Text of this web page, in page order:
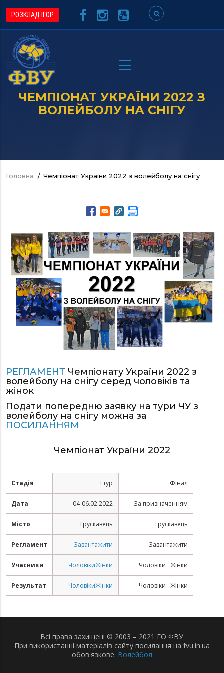
Перейти
основного
вмісту
РОЗКЛАД ІГОР
ЧЕМПІОНАТ УКРАЇНИ 2022 З
ВОЛЕЙБОЛУ НА СНІГУ
Рядок
Головна / Чемпіонат України 2022 з волейболу на снігу
РЕГЛАМЕНТ Чемпіонату України 2022 з
волейболу на снігу серед чоловіків та
жінок
Подати попередню заявку на тури ЧУ з
волейболу на снігу можна за
ПОСИЛАННЯМ
Чемпіонат України 2022
Стадія
Дата
Місто
Регламент
Учасники
Результат
І тур
04-06.02.2022
Трускавець
Завантажити
ЧоловікиЖінки
ЧоловікиЖінки
Фінал
За призначенням
Трускавець
Завантажити
Чоловіки Жінки
Чоловіки Жінки
Всі права захищені © 2003 – 2021 ГО ФВУ
При використанні матеріалів сайту посилання на fvu.in.ua
обов'язкове. Волейбол